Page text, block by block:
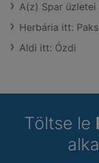
A(z) Spar
Herbária itt:
Aldi itt: Ózdi
Töltse le